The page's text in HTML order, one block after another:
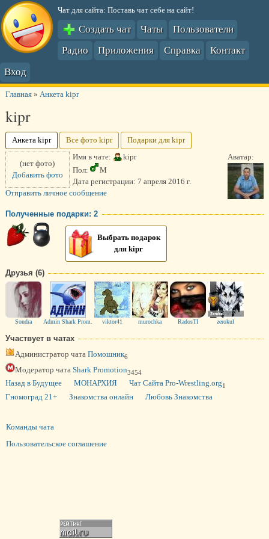
Чат для сайта: Поставь чат себе на сайт!
Создать чат Чаты
Пользователи
Радио
Приложения Справка
Контакт
Вход
Главная» Анкета kipr
kipr
Анкета kipr Все фото kipr
Подарки для kipr
Аватар:
(нет фото)
Добавить фото
Имя в чате:
kipr
Пол:
М
Дата регистрации: 7 апреля 2016 г.
Отправить личное сообщение
Полученные подарки: 2
Выбрать подарок
для kipr
Друзья (6)
Sondra Admin Shark Prom. viktor41 murochka RadosTI zerokul
Участвует в чатах
Администратор чата Помошник6
Модератор чата Shark Promotion3454
Назад в Будущее МОНАРХИЯ Чат Сайта Pro-Wrestling.org1
Гномоград 21+ Знакомства онлайн Любовь Знакомства
Команды чата
Пользовательское соглашение